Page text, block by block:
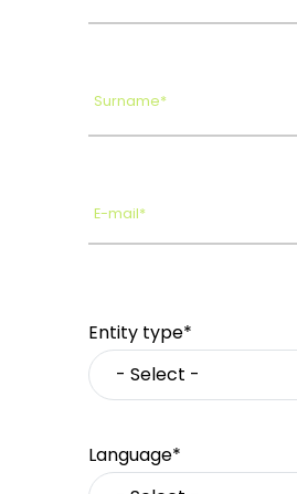
Surname*
E-mail*
Entity type*
Language*